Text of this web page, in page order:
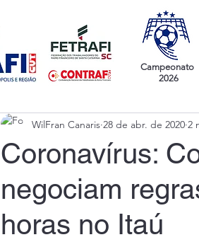
Campeonato
2026
Coronavírus:
negociam
horas no Itaú
WilFran Canaris 28 de abr. de 2020 2